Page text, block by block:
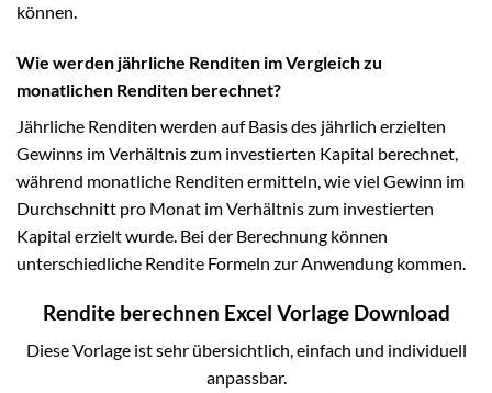
können.
Wie werden jährliche Renditen im Vergleich zu
monatlichen Renditen berechnet?
Jährliche Renditen werden auf Basis des jährlich erzielten
Gewinns im Verhältnis zum investierten Kapital berechnet,
während monatliche Renditen ermitteln, wie viel Gewinn im
Durchschnitt pro Monat im Verhältnis zum investierten
Kapital erzielt wurde. Bei der Berechnung können
unterschiedliche Rendite Formeln zur Anwendung kommen.
Rendite berechnen Excel Vorlage Download
Diese Vorlage ist sehr übersichtlich, einfach und individuell
anpassbar.